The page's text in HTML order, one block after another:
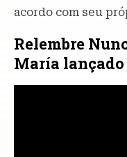
acordo com seu
Relembre
María